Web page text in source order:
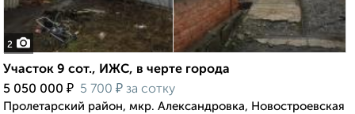
2
Участок 9 сот., ИЖС, в черте города
5 050 000 ₽ 5 700 ₽ за сотку
Пролетарский район, мкр. Александровка, Новостроевская